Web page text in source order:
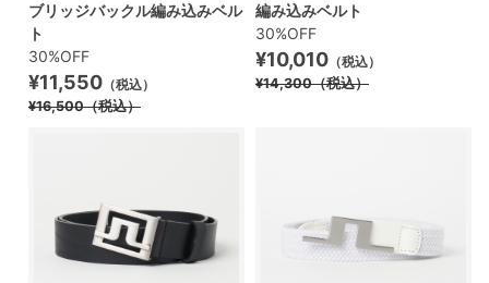
ブリッジバックル編み込みベル
ト
30%OFF
¥11,550 （税込）
¥16,500（税込）
編み込みベルト
30%OFF
¥10,010 （税込）
¥14,300（税込）